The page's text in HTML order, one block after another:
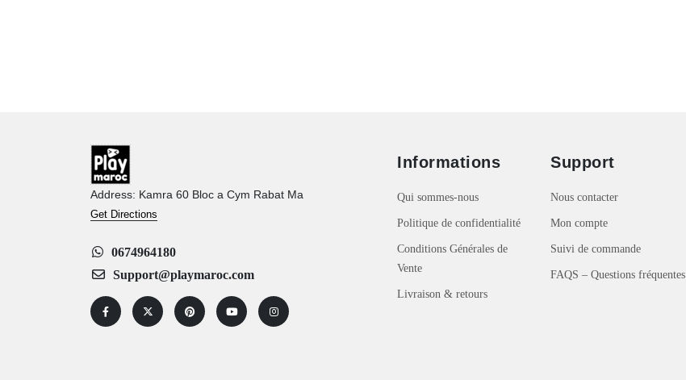
Address: Kamra 60 Bloc a Cym Rabat Ma
Get Directions
0674964180
Support@playmaroc.com
Informations
Qui sommes-nous
Politique de confidentialité
Conditions Générales de
Vente
Livraison & retours
Support
Nous contacter
Mon compte
Suivi de commande
FAQS – Questions fréquentes